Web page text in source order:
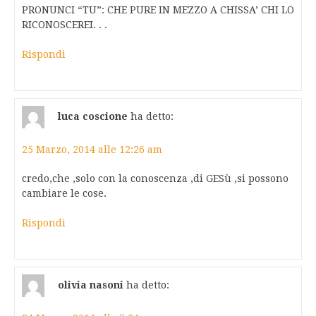
PRONUNCI “TU”: CHE PURE IN MEZZO A CHISSA’ CHI LO
RICONOSCEREI. . .
Rispondi
luca coscione ha detto:
25 Marzo, 2014 alle 12:26 am
credo,che ,solo con la conoscenza ,di GESù ,si possono
cambiare le cose.
Rispondi
olivia nasoni ha detto: